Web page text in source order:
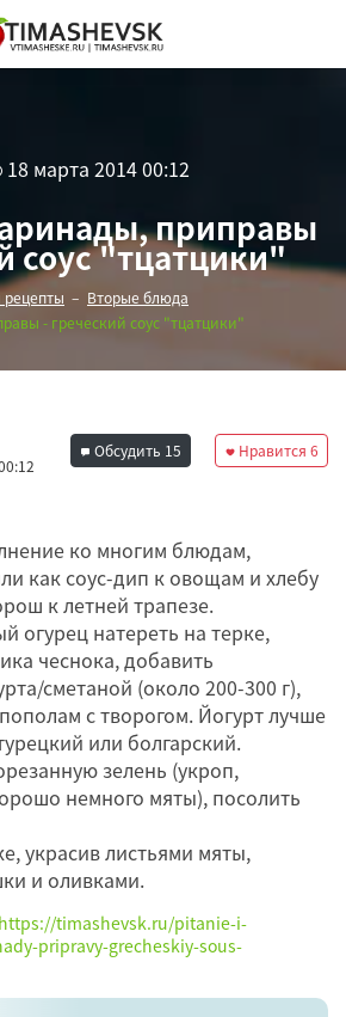
18 марта 2014 00:12
приправы
соус "тцатцики"
Вторые блюда
- греческий соус "тцатцики"
Нравится 6
Обсудить 15
ко многим блюдам,
как соус-дип к овощам и хлебу
к летней трапезе.
огурец натереть на терке,
чеснока, добавить
сметаной (около 200-300 г),
с творогом. Йогурт лучше
или болгарский.
зелень (укроп,
немного мяты), посолить
украсив листьями мяты,
и оливками.
https://timashevsk.ru/pitanie-i-
pripravy-grecheskiy-sous-